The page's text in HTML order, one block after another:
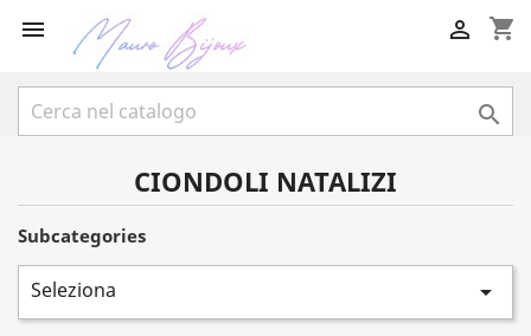
 shopping_cart


CIONDOLI NATALIZI
Subcategories
Seleziona 